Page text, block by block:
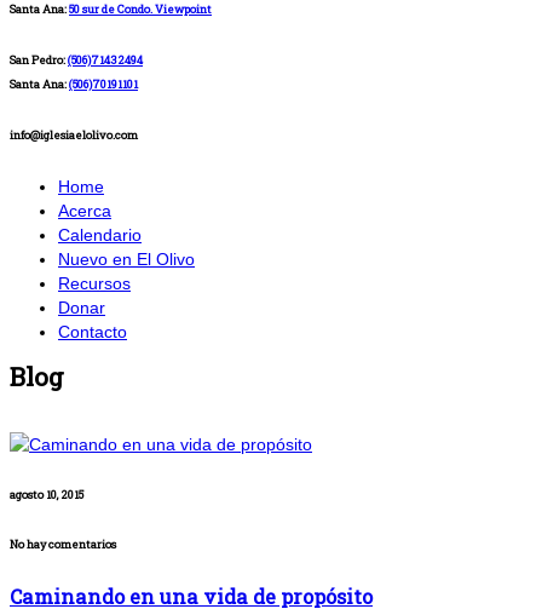
Santa Ana:50 sur de Condo. Viewpoint
San Pedro:(506)71432494
Santa Ana:(506)70191101
info@iglesiaelolivo.com
Home
Acerca
Calendario
Nuevo en El Olivo
Recursos
Donar
Contacto
Blog
agosto 10, 2015
No hay comentarios
Caminando en una vida de propósito